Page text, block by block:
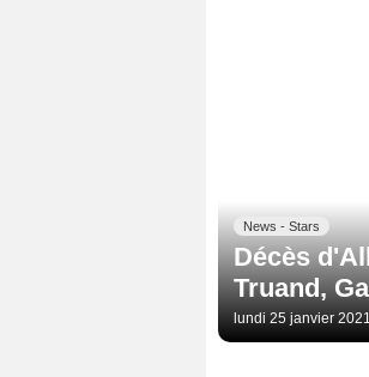
News - Stars
Décès
Truand,
lundi 25 janvier 2021